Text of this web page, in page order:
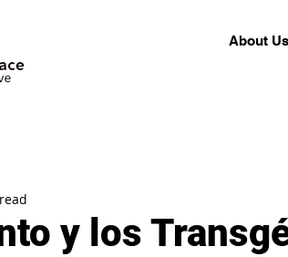
About Us
y los